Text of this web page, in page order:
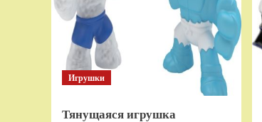
Игрушки
Тянущаяся игрушка